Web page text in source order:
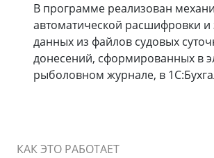
В программе реализован
автоматической расшифровки и
данных из файлов судовых
донесений, сформированных в
рыболовном журнале, в
КАК ЭТО РАБОТАЕТ